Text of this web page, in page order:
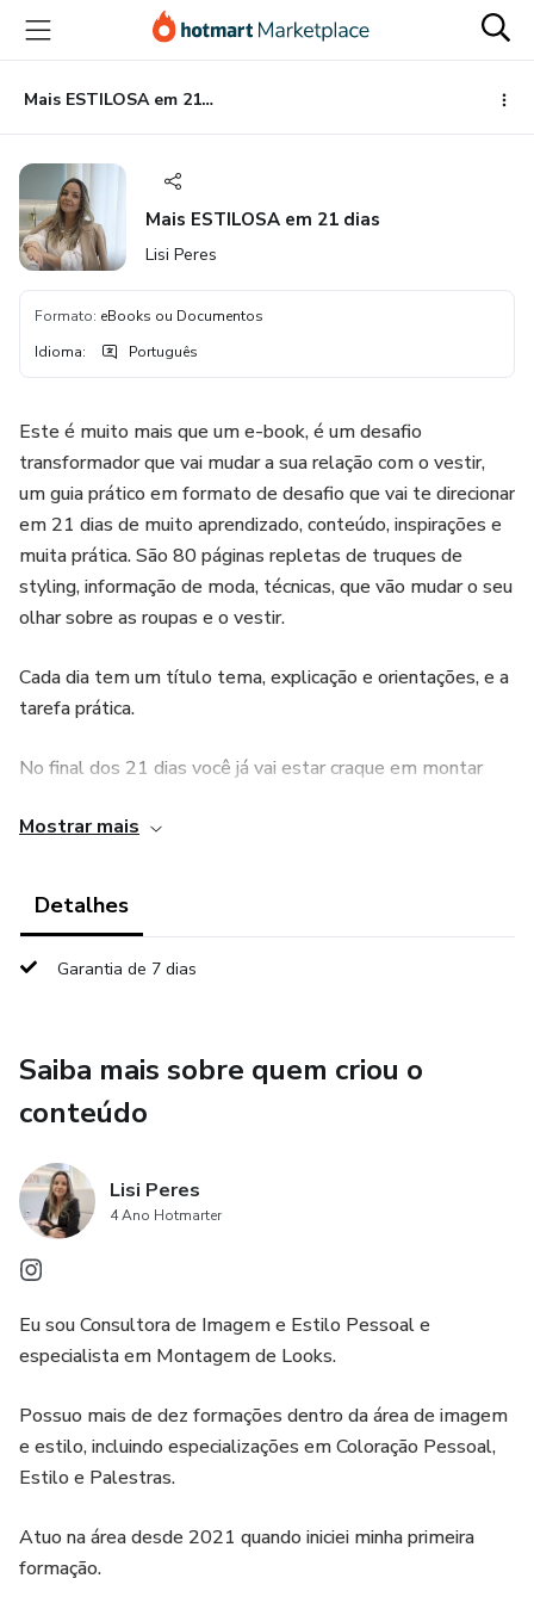
para
conteúdo
principal
para
pagamento
para
rodapé
Mais ESTILOSA em 21 dias
Mais ESTILOSA em 21 dias
Lisi Peres
Formato: eBooks ou Documentos
Idioma: Português
Este é muito mais que um e-book, é um desafio
transformador que vai mudar a sua relação com o vestir,
um guia prático em formato de desafio que vai te direcionar
em 21 dias de muito aprendizado, conteúdo, inspirações e
muita prática. São 80 páginas repletas de truques de
styling, informação de moda, técnicas, que vão mudar o seu
olhar sobre as roupas e o vestir.
Cada dia tem um título tema, explicação e orientações, e a
tarefa prática.
No final dos 21 dias você já vai estar craque em montar
Mostrar mais
Detalhes
Garantia de 7 dias
Saiba mais sobre quem criou o
conteúdo
Lisi Peres
4 Ano Hotmarter
Eu sou Consultora de Imagem e Estilo Pessoal e
especialista em Montagem de Looks.
Possuo mais de dez formações dentro da área de imagem
e estilo, incluindo especializações em Coloração Pessoal,
Estilo e Palestras.
Atuo na área desde 2021 quando iniciei minha primeira
formação.